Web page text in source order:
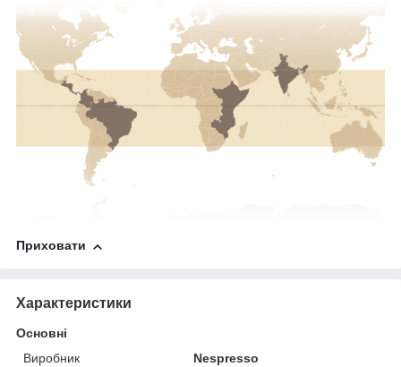
Приховати
Характеристики
Основні
Виробник
Nespresso